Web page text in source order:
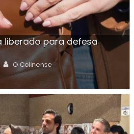
liberado para defesa
Author
O Colinense